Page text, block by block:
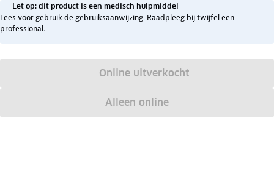
Let op: dit product is een medisch hulpmiddel
Lees voor gebruik de gebruiksaanwijzing. Raadpleeg bij twijfel een
professional.
Online uitverkocht
Alleen online